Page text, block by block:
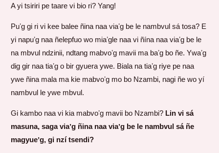
A yi tsiriri pe taare vi bio ri? Yang!
Puʼg gi ri vi kee balee ñina naa viaʼg be le nambvul sá tosa? E
yi napuʼg naa ñelepfuo wo miaʼgle naa vi ñína naa viaʼg be le
na mbvul ndzinii, ndtang mabvoʼg mavii ma baʼg bo ñe. Ywaʼg
dig gir naa tiaʼg o bir gyuera ywe. Biala na tiaʼg riye pe naa
ywe ñina mala ma kie mabvoʼg mo bo Nzambi, nagi ñe wo yí
nambvul le ywe mbvul.
Gi kambo naa vi kia mabvoʼg mavii bo Nzambi? Lin vi sá
masuna, saga viaʼg ñina naa viaʼg be le nambvul sá ñe
magyueʼg, gi nzí tsendi?